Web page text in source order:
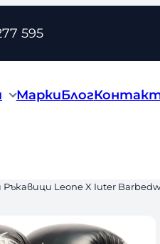
595
МаркиБлог
Ръкавици Leone X Iuter